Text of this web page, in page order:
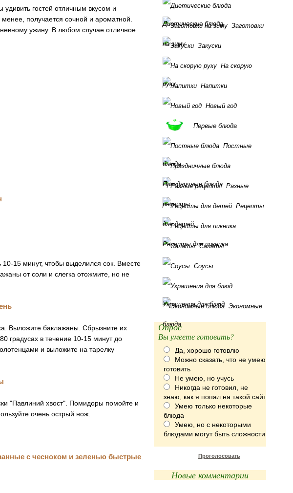
удивить гостей отличным вкусом и
получается сочной и ароматной.
ужину. В любом случае отличное
15 минут, чтобы выделился сок. Вместе
от соли и слегка отожмите, но не
Выложите баклажаны. Сбрызните их
градусах в течение 10-15 минут до
и выложите на тарелку
"Павлиний хвост". Помидоры помойте и
очень острый нож.
с чесноком и зеленью быстрые
Диетические блюда Заготовки
на зиму Закуски
На скорую
руку Напитки
Новый год
Первые блюда
Постные
блюда
Праздничные блюда Разные
рецепты Рецепты
для детей
Рецепты для пикника
Салаты
Соусы
Украшения для блюд Экономные
блюда
Опрос
Вы умеете готовить?
Да, хорошо готовлю
Можно сказать, что не умею
готовить
Не умею, но учусь
Никогда не готовил, не
знаю, как я попал на такой сайт
Умею только некоторые
блюда
Умею, но с некоторыми
блюдами могут быть сложности
Проголосовать
Новые комментарии